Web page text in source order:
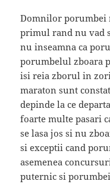
Domnilor porumbei
primul rand nu vad
nu inseamna ca
porumbelul zboara
isi reia zborul in
maraton sunt
depinde la ce
foarte multe pasari
se lasa jos si nu
si exceptii cand
asemenea
puternic si